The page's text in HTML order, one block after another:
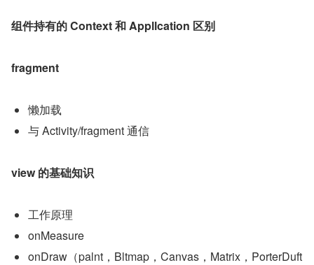
组件持有的 Context 和 Appllcation 区别
fragment
懒加载
与 Activity/fragment 通信
view 的基础知识
工作原理
onMeasure
onDraw（palnt，Bltmap，Canvas，Matrix，PorterDuft